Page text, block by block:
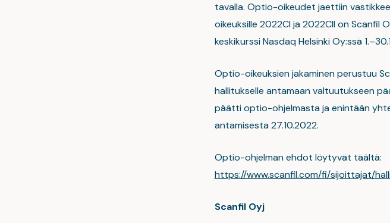
tavalla. Optio-oikeudet jaettiin
oikeuksille 2022CI ja 2022CII on Scanfil
keskikurssi Nasdaq Helsinki Oy:ssä
Optio-oikeuksien jakaminen perustuu
hallitukselle antamaan valtuutukseen
päätti optio-ohjelmasta ja enintään
antamisesta 27.10.2022.
Optio-ohjelman ehdot löytyvät täältä:
https://www.scanfil.com/fi/sijoittajat/
Scanfil Oyj